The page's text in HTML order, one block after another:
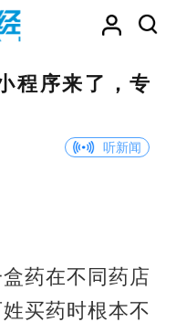
程序来了，专
听新闻
药在不同药店
买药时根本不